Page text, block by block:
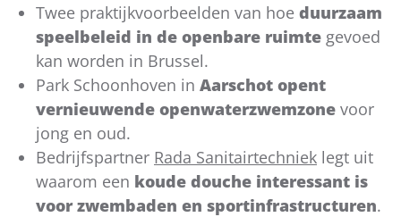
Twee praktijkvoorbeelden van hoe duurzaam
speelbeleid in de openbare ruimte gevoed
kan worden in Brussel.
Park Schoonhoven in Aarschot opent
vernieuwende openwaterzwemzone voor
jong en oud.
Bedrijfspartner Rada Sanitairtechniek legt uit
waarom een koude douche interessant is
voor zwembaden en sportinfrastructuren.